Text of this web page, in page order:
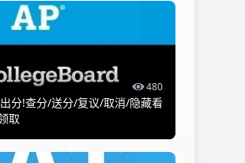
480
分!查分/送分/复议/取消/隐藏看
取